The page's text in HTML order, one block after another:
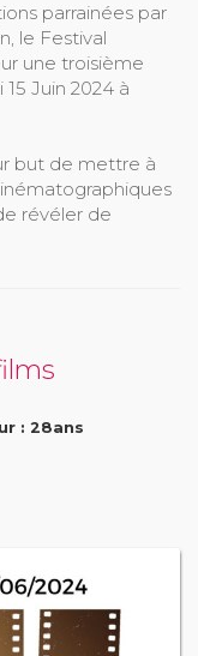
parrainées par
le Festival
une troisième
Juin 2024 à
but de mettre à
révéler de
: 28ans